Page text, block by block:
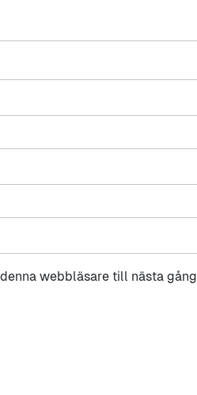
webbläsare till nästa gång